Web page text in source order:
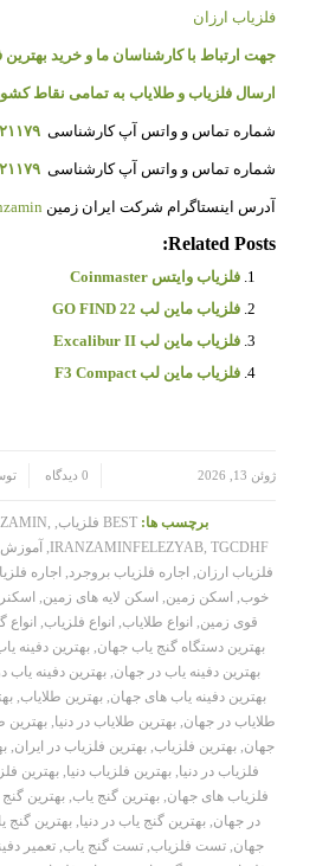
فلزیاب ارزان
جهت ارتباط با کارشناسان ما و خرید بهترین
ارسال فلزیاب و طلایاب به تمامی نقاط
شماره تماس و واتس آپ کارشناسی
شماره تماس و واتس آپ کارشناسی
آدرس اینستاگرام شرکت ایران زمین
Related Posts:
فلزیاب وایتس Coinmaster
فلزیاب ماین لب GO FIND 22
فلزیاب ماین لب Excalibur II
فلزیاب ماین لب F3 Compact
ژوئن 13, 2026 0 دیدگاه
برچسب ها: BEST فلزیاب ,
,
IRANZAMINFELEZYAB, TGCDHF
, آموزش
فلزیاب ارزان, اجاره فلزیاب بروجرد, اجاره
خوب, اسکن زمین, اسکن لایه های زمین,
قوی زمین, انواع طلایاب, انواع فلزیاب, انواع
بهترین دستگاه گنج یاب جهان,بهترین دفینه
بهترین دفینه یاب در جهان,بهترین دفینه یاب
بهترین دفینه یاب های جهان, بهترین طلایاب,
طلایاب در جهان, بهترین طلایاب در دنیا, بهترین
جهان,بهترین فلزیاب,بهترین فلزیاب در ایران,
فلزیاب در دنیا, بهترین فلزیاب دنیا, بهترین
فلزیاب های جهان, بهترین گنج یاب, بهترین گنج
در جهان, بهترین گنج یاب در دنیا, بهترین گنج
جهان,تست فلزیاب,تست گنج یاب,تعمیر